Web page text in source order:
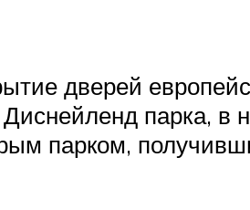
дверей
парка, в
парком,